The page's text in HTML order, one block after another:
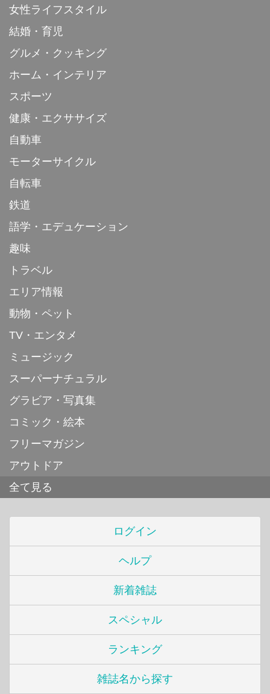
女性ライフスタイル
結婚・育児
グルメ・クッキング
ホーム・インテリア
スポーツ
健康・エクササイズ
自動車
モーターサイクル
自転車
鉄道
語学・エデュケーション
趣味
トラベル
エリア情報
動物・ペット
TV・エンタメ
ミュージック
スーパーナチュラル
グラビア・写真集
コミック・絵本
フリーマガジン
アウトドア
全て見る
ログイン
ヘルプ
新着雑誌
スペシャル
ランキング
雑誌名から探す